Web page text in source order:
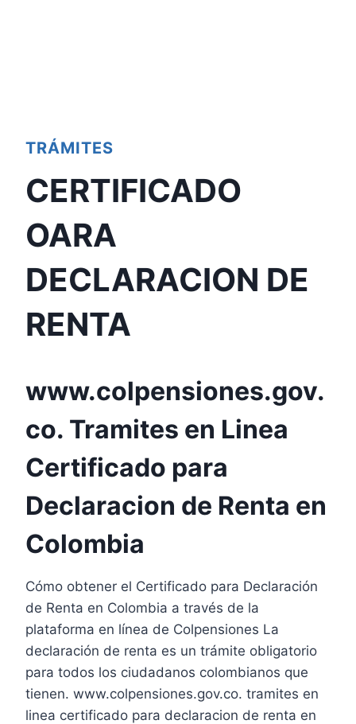
TRÁMITES
CERTIFICADO
OARA
DECLARACION DE
RENTA
www.colpensiones.gov.
co. Tramites en Linea
Certificado para
Declaracion de Renta en
Colombia
Cómo obtener el Certificado para Declaración
de Renta en Colombia a través de la
plataforma en línea de Colpensiones La
declaración de renta es un trámite obligatorio
para todos los ciudadanos colombianos que
tienen. www.colpensiones.gov.co. tramites en
linea certificado para declaracion de renta en